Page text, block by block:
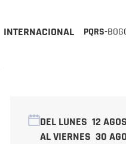
INTERNACIONAL PQRS-
DEL LUNES 12
AL VIERNES 30